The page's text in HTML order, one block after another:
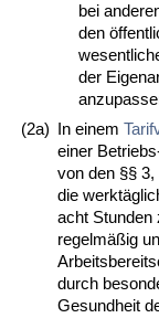
bei
den
der
(2a) In einem
einer
von den §§
die
acht Stunden
regelmäßig
durch
Gesundheit